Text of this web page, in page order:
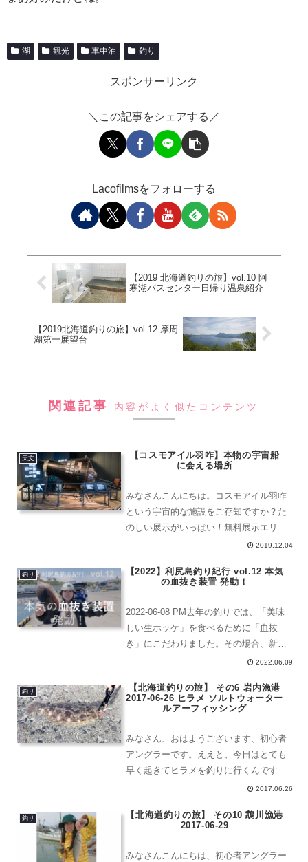
湖 観光 車中泊 釣り
スポンサーリンク
＼この記事をシェアする／
Lacofilmsをフォローする
【2019 北海道釣りの旅】vol.10 阿
寒湖バスセンター日帰り温泉紹介
【2019北海道釣りの旅】vol.12 摩周
湖第一展望台
関連記事 内容がよく似たコンテンツ
天文
【コスモアイル羽咋】本物の宇宙船
に会える場所
みなさんこんにちは。コスモアイル羽咋
という宇宙的な施設をご存知ですか？た
のしい展示がいっぱい！無料展示エリア
入ってすぐ右側。休憩所があります。シ
もできます。アポロ ルナローバーお手
2019.12.04
釣り
【2022】利尻島釣り紀行 vol.12 本気
の血抜き装置 発動！
2022-06-08 PM去年の釣りでは、「美味
しい生ホッケ」を食べるために「血抜
き」にこだわりました。その場合、新鮮
な海水大量にが必要なので、バケツで水
ました。カーボンロッドでなければ、も
うやってらんな...
2022.06.09
釣り
【北海道釣りの旅】 その6 岩内漁港
2017-06-26 ヒラメ ソルトウォーター
ルアーフィッシング
みなさん、おはようございます、初心者
アングラーです。ええと、今日はとても
早く起きてヒラメを釣りに行くんです。
竿を振るの疲れたので休みます。乾燥ヒ
なので、star fishとか聞くと耳がピク
2017.06.26
釣り
【北海道釣りの旅】 その10 鵡川漁港
2017-06-29
みなさんこんにちは、初心者アングラー